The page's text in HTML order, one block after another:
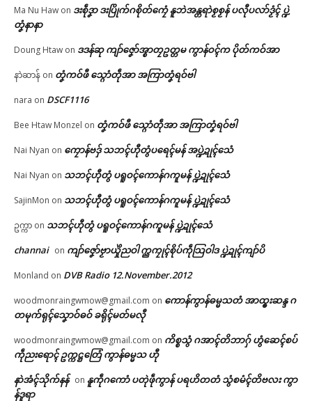
Ma Nu Haw on ဒးစဵုဒၞာ ဒးပြိုက်ဂစိုတ်ကၠေံ နူဘဲအန္တရာဲစၟစၟန် ပလီုပလာ်ဒၟံၚ် ပ္ဍဲ
တၞံနာနာ
Doung Htaw on ဒဒန်ဆု ကျာ်ဇၞော်အ္စာတၠဥတ္တမ ကွာန်ဝၚ်က ပိုတ်ကဝ်အာ
နာဲဆာန် on တၞံကဝ်ဖီ သ္ဂောံတဵုအာ အကြာတၞံရဝ်ဗါ
nara on DSCF1116
Bee Htaw Monzel on တၞံကဝ်ဖီ သ္ဂောံတဵုအာ အကြာတၞံရဝ်ဗါ
Nai Nyan on ကၠောန်ဗဒှ် သဘၚ်ဟီုတွံပရေၚ်မန် အပ္ဍဲဍုၚ်သေံ
Nai Nyan on သဘၚ်ဟီုတွံ ပရူဝၚ်ကောန်ဂကူမန် ပ္ဍဲဍုၚ်သေံ
SajinMon on သဘၚ်ဟီုတွံ ပရူဝၚ်ကောန်ဂကူမန် ပ္ဍဲဍုၚ်သေံ
ဥက္ကာ on သဘၚ်ဟီုတွံ ပရူဝၚ်ကောန်ဂကူမန် ပ္ဍဲဍုၚ်သေံ
channai on ကျာ်ဇၞော်ဗၟာယှိုဲညဝါ က္ညကၠုၚ်စိုပ်ကဵုသြဝါဒ ပ္ဍဲဍုၚ်ကျာ်ပိ
Monland on DVB Radio 12.November.2012
woodmonraingwmow@gmail.com on ကောန်ကွာန်ဓမ္မသတံ အာထ္ၜးဆန္ဒ ဂ
တမုက်ရုၚ်သၞောဝ်ဓဝ် ခရိုၚ်မတ်မလီု
woodmonraingwmow@gmail.com on ကိစ္စသွံ ဂအာၚ်တိဘာဂှ် ဟွံဆေၚ်စပ်
ကဵုညးရောၚ် ဥက္ကဋ္ဌတြေံ ကွာန်ဓမ္မသ ဟီု
နာဲအံၚ်သိုက်နန် on နူကဵုဂကောံ ပတုဲဖဵုကွာန် ပရဟိတတံ သွံစမံၚ်တိဗလး ကွာ
န်ဒူရာ